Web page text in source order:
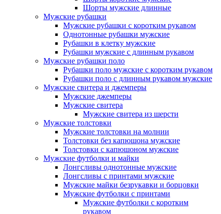
Шорты мужские длинные
Мужские рубашки
Мужские рубашки с коротким рукавом
Однотонные рубашки мужские
Рубашки в клетку мужские
Рубашки мужские с длинным рукавом
Мужские рубашки поло
Рубашки поло мужские с коротким рукавом
Рубашки поло с длинным рукавом мужские
Мужские свитера и джемперы
Мужские джемперы
Мужские свитера
Мужские свитера из шерсти
Мужские толстовки
Мужские толстовки на молнии
Толстовки без капюшона мужские
Толстовки с капюшоном мужские
Мужские футболки и майки
Лонгсливы однотонные мужские
Лонгсливы с принтами мужские
Мужские майки безрукавки и борцовки
Мужские футболки с принтами
Мужские футболки с коротким
рукавом